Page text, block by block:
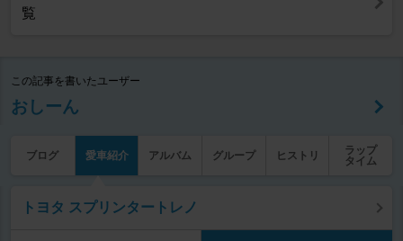
覧
この記事を書いたユーザー
おしーん
ブログ 愛車紹介 アルバム グループ ヒストリ
ラップ
タイム
トヨタ スプリンタートレノ